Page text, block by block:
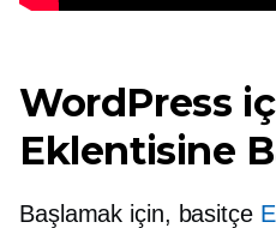
WordPress
Eklentisine
Başlamak için, basitçe